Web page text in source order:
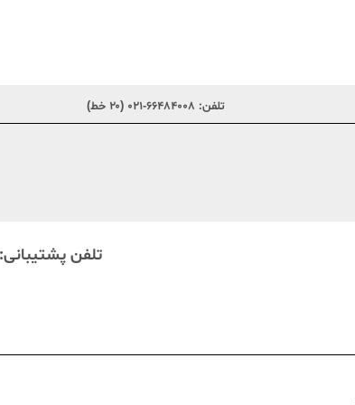
تلفن: ۶۶۴۸۴۰۰۸-۰۲۱ (۲۰ خط)
تلفن پشتیبانی: